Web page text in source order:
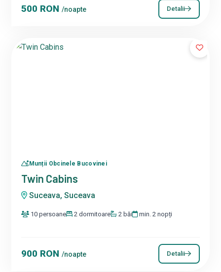
500 RON/noapte Detalii
Munții Obcinele Bucovinei
Twin Cabins
Suceava, Suceava
10 persoane 2 dormitoare 2 băi min. 2 nopți
900 RON/noapte Detalii